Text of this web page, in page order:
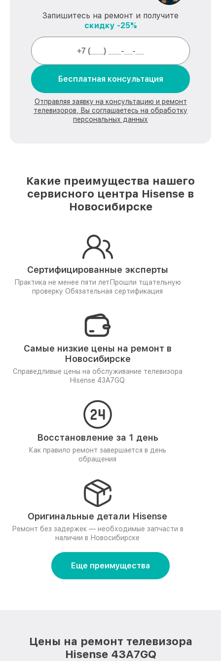
Запишитесь на ремонт и получите
скидку -25%
Бесплатная консультация
Отправляя заявку на консультацию и ремонт
телевизоров, Вы соглашаетесь на обработку
персональных данных
Какие преимущества нашего
сервисного центра Hisense в
Новосибирске
Сертифицированные эксперты
Практика не менее пяти лет Прошли тщательную
проверку Обязательная сертификация
Самые низкие цены на ремонт в
Новосибирске
Справедливые цены на обслуживание телевизора
Hisense 43A7GQ
Восстановление за 1 день
Как правило ремонт завершается в день
обращения
Оригинальные детали Hisense
Ремонт без задержек — необходимые запчасти в
наличии в Новосибирске
Еще преимущества
Цены на ремонт телевизора
Hisense 43A7GQ